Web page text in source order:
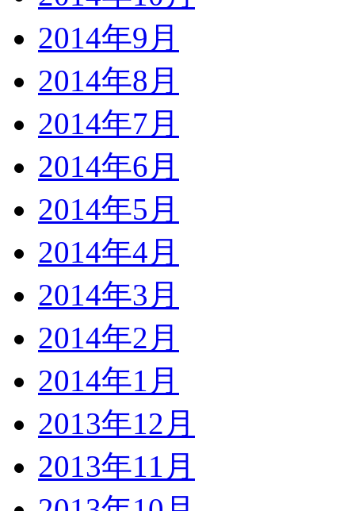
2014年9月
2014年8月
2014年7月
2014年6月
2014年5月
2014年4月
2014年3月
2014年2月
2014年1月
2013年12月
2013年11月